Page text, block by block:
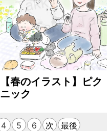
【春のイラスト】ピク
ニック
4 5 6 次 最後